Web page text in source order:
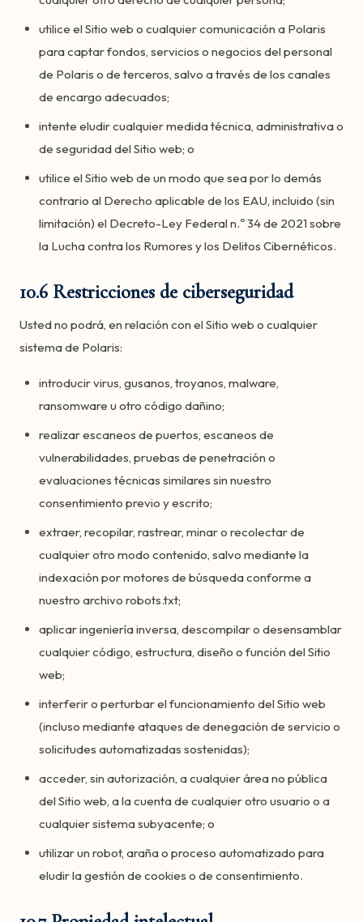
utilice el Sitio web o cualquier comunicación a Polaris
para captar fondos, servicios o negocios del personal
de Polaris o de terceros, salvo a través de los canales
de encargo adecuados;
intente eludir cualquier medida técnica, administrativa o
de seguridad del Sitio web; o
utilice el Sitio web de un modo que sea por lo demás
contrario al Derecho aplicable de los EAU, incluido (sin
limitación) el Decreto-Ley Federal n.º 34 de 2021 sobre
la Lucha contra los Rumores y los Delitos Cibernéticos.
10.6 Restricciones de ciberseguridad
Usted no podrá, en relación con el Sitio web o cualquier
sistema de Polaris:
introducir virus, gusanos, troyanos, malware,
ransomware u otro código dañino;
realizar escaneos de puertos, escaneos de
vulnerabilidades, pruebas de penetración o
evaluaciones técnicas similares sin nuestro
consentimiento previo y escrito;
extraer, recopilar, rastrear, minar o recolectar de
cualquier otro modo contenido, salvo mediante la
indexación por motores de búsqueda conforme a
nuestro archivo robots.txt;
aplicar ingeniería inversa, descompilar o desensamblar
cualquier código, estructura, diseño o función del Sitio
web;
interferir o perturbar el funcionamiento del Sitio web
(incluso mediante ataques de denegación de servicio o
solicitudes automatizadas sostenidas);
acceder, sin autorización, a cualquier área no pública
del Sitio web, a la cuenta de cualquier otro usuario o a
cualquier sistema subyacente; o
utilizar un robot, araña o proceso automatizado para
eludir la gestión de cookies o de consentimiento.